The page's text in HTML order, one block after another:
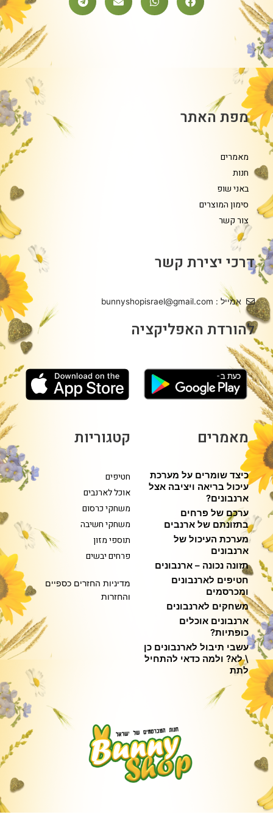
קטגוריות
חטיפים
אוכל לארנבים
משחקי כרסום
משחקי חשיבה
תוספי מזון
פרחים יבשים
מדיניות החזרים כספיים
והחזרות
מאמרים
כיצד שומרים על מערכת
עיכול בריאה ויציבה אצל
ארנבונים?
ערכם של פרחים
בתזונתם של ארנבים
מערכת העיכול של
ארנבונים
תזונה נכונה – ארנבונים
חטיפים לארנבונים
ומכרסמים
משחקים לארנבונים
ארנבונים אוכלים
כופתיות?
עשבי תיבול לארנבונים כן
\ לא? ולמה כדאי להתחיל
לתת
דרכי יצירת קשר
אמייל : bunnyshopisrael@gmail.com
להורדת האפליקציה
מפת האתר
מאמרים
חנות
באני שופ
סימון המוצרים
צור קשר